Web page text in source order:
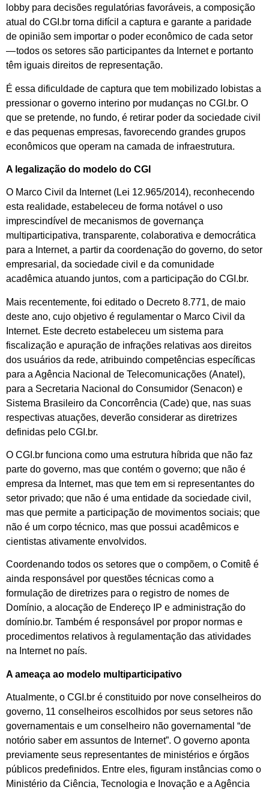
lobby para decisões regulatórias favoráveis, a composição
atual do CGI.br torna difícil a captura e garante a paridade
de opinião sem importar o poder econômico de cada setor
— todos os setores são participantes da Internet e portanto
têm iguais direitos de representação.
É essa dificuldade de captura que tem mobilizado lobistas a
pressionar o governo interino por mudanças no CGI.br. O
que se pretende, no fundo, é retirar poder da sociedade civil
e das pequenas empresas, favorecendo grandes grupos
econômicos que operam na camada de infraestrutura.
A legalização do modelo do CGI
O Marco Civil da Internet (Lei 12.965/2014), reconhecendo
esta realidade, estabeleceu de forma notável o uso
imprescindível de mecanismos de governança
multiparticipativa, transparente, colaborativa e democrática
para a Internet, a partir da coordenação do governo, do setor
empresarial, da sociedade civil e da comunidade
acadêmica atuando juntos, com a participação do CGI.br.
Mais recentemente, foi editado o Decreto 8.771, de maio
deste ano, cujo objetivo é regulamentar o Marco Civil da
Internet. Este decreto estabeleceu um sistema para
fiscalização e apuração de infrações relativas aos direitos
dos usuários da rede, atribuindo competências específicas
para a Agência Nacional de Telecomunicações (Anatel),
para a Secretaria Nacional do Consumidor (Senacon) e
Sistema Brasileiro da Concorrência (Cade) que, nas suas
respectivas atuações, deverão considerar as diretrizes
definidas pelo CGI.br.
O CGI.br funciona como uma estrutura híbrida que não faz
parte do governo, mas que contém o governo; que não é
empresa da Internet, mas que tem em si representantes do
setor privado; que não é uma entidade da sociedade civil,
mas que permite a participação de movimentos sociais; que
não é um corpo técnico, mas que possui acadêmicos e
cientistas ativamente envolvidos.
Coordenando todos os setores que o compõem, o Comitê é
ainda responsável por questões técnicas como a
formulação de diretrizes para o registro de nomes de
Domínio, a alocação de Endereço IP e administração do
domínio.br. Também é responsável por propor normas e
procedimentos relativos à regulamentação das atividades
na Internet no país.
A ameaça ao modelo multiparticipativo
Atualmente, o CGI.br é constituido por nove conselheiros do
governo, 11 conselheiros escolhidos por seus setores não
governamentais e um conselheiro não governamental “de
notório saber em assuntos de Internet”. O governo aponta
previamente seus representantes de ministérios e órgãos
públicos predefinidos. Entre eles, figuram instâncias como o
Ministério da Ciência, Tecnologia e Inovação e a Agência